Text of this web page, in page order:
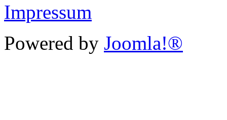
Impressum
Powered by Joomla!®